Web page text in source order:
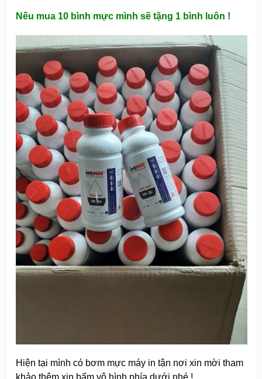
Nếu mua 10 bình mực mình sẽ tặng 1 bình luôn !
Hiện tại mình có bơm mực máy in tận nơi xin mời tham